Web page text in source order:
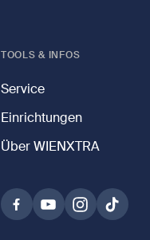
TOOLS & INFOS
Service
Einrichtungen
Über WIENXTRA